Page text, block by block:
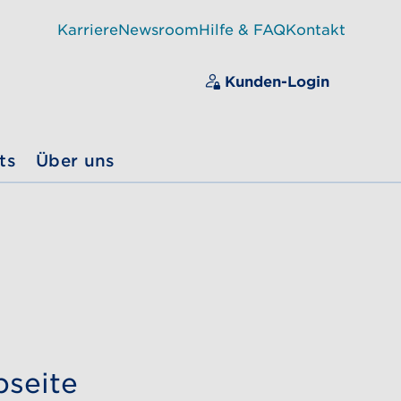
KarriereNewsroomHilfe & FAQKontakt
Kunden-Login
Über uns